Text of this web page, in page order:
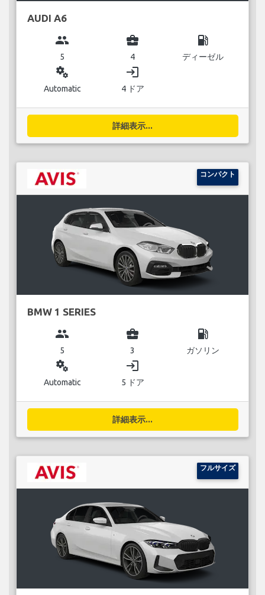
AUDI A6
group
5
business_center
4
local_gas_station
ディーゼル
miscellaneous_services
Automatic
login
4 ドア
詳細表示...
コンパクト
BMW 1 SERIES
group
5
business_center
3
local_gas_station
ガソリン
miscellaneous_services
Automatic
login
5 ドア
詳細表示...
フルサイズ